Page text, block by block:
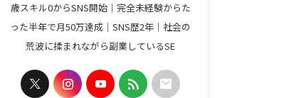
歳スキル0からSNS開始｜完全未経験からた
った半年で月50万達成｜SNS歴2年｜社会の
荒波に揉まれながら副業しているSE